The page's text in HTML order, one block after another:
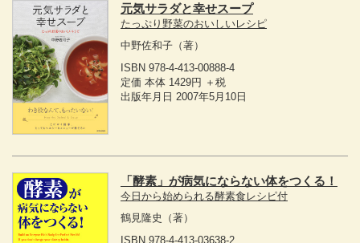
元気サラダと幸せスープ
たっぷり野菜のおいしいレシピ
中野佐和子 （著）
ISBN 978-4-413-00888-4
定価 本体 1429円 ＋税
出版年月日 2007年5月10日
「酵素」が病気にならない体をつくる！
今日から始められる酵素食レシピ付
鶴見隆史
（著）
ISBN 978-4-413-03638-2